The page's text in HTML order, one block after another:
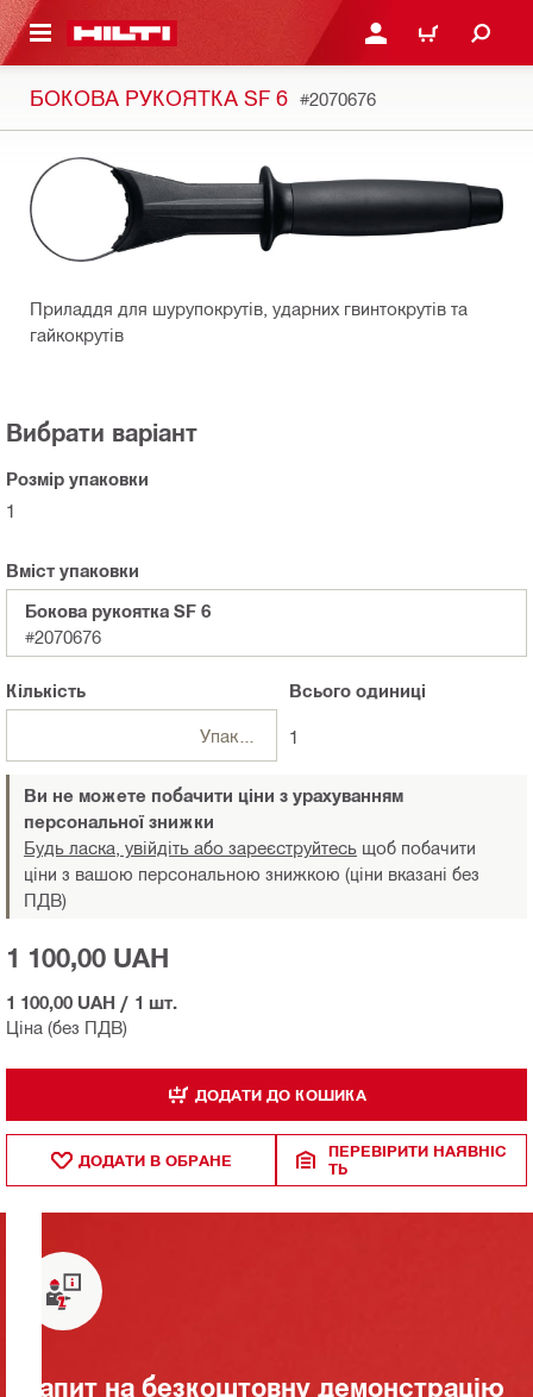
ЗМІСТУ УВІЙТИ АБО
КОШИК
БОКОВА РУКОЯТКА SF 6 #2070676
Приладдя для шурупокрутів, ударних гвинтокрутів та
гайкокрутів
Вибрати варіант
Розмір упаковки
1
Вміст упаковки
Бокова рукоятка SF 6
#2070676
Кількість
Упаковки
Всьогоодиниці
1
Ви не можете побачити ціни з урахуванням
персональної знижки
Будь ласка, увійдіть або зареєструйтесь щоб побачити
ціни з вашою персональною знижкою (ціни вказані без
ПДВ)
Ціна (без ПДВ)
1 100,00 UAH
1 100,00 UAH / 1 шт.
ДОДАТИ ДО КОШИКА
ДОДАТИ В ОБРАНЕ
ПЕРЕВІРИТИ НАЯВНІС
ТЬ
Запит на безкоштовну демонстрацію